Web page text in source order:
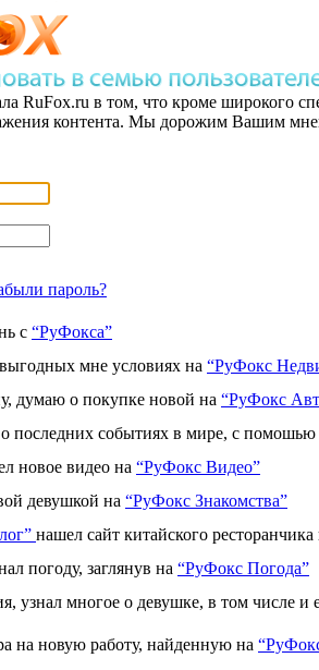
RuFox.ru в том, что кроме широкого
контента. Мы дорожим Вашим
пароль?
с “РуФокса”
мне условиях на “РуФокс
думаю о покупке новой на “РуФокс
о последних событиях в мире, с помошью
новое видео на “РуФокс Видео”
девушкой на “РуФокс Знакомства”
нашел сайт китайского
погоду, заглянув на “РуФокс Погода”
узнал многое о девушке, в том числе и
на новую работу, найденную на